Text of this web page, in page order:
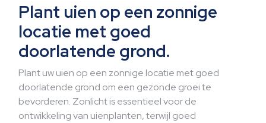
Plant uien op een zonnige
locatie met goed
doorlatende grond.
Plant uw uien op een zonnige locatie met goed
doorlatende grond om een gezonde groei te
bevorderen. Zonlicht is essentieel voor de
ontwikkeling van uienplanten, terwijl goed